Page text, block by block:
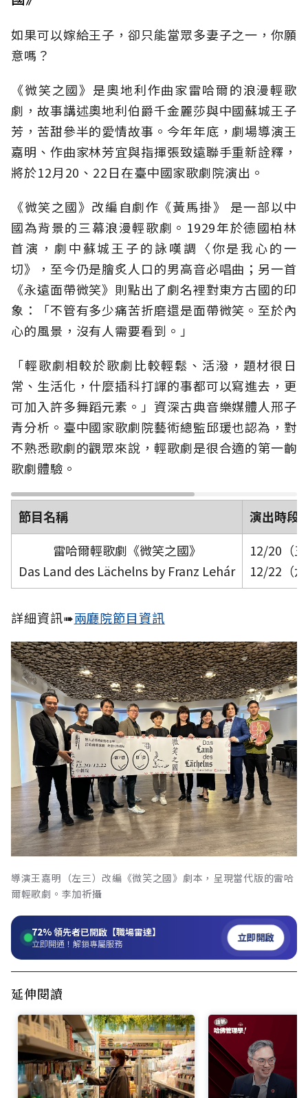
如果可以嫁給王子，卻只能當眾多妻子之一，你願
意嗎？
《微笑之國》是奧地利作曲家雷哈爾的浪漫輕歌
劇，故事講述奧地利伯爵千金麗莎與中國蘇城王子
芳，苦甜參半的愛情故事。今年年底，劇場導演王
嘉明、作曲家林芳宜與指揮張致遠聯手重新詮釋，
將於12月20、22日在臺中國家歌劇院演出。
《微笑之國》改編自劇作《黃馬掛》 是一部以中
國為背景的三幕浪漫輕歌劇。1929年於德國柏林
首演，劇中蘇城王子的詠嘆調〈你是我心的一
切》，至今仍是膾炙人口的男高音必唱曲；另一首
《永遠面帶微笑》則點出了劇名裡對東方古國的印
象：「不管有多少痛苦折磨還是面帶微笑。至於內
心的風景，沒有人需要看到。」
「輕歌劇相較於歌劇比較輕鬆、活潑，題材很日
常、生活化，什麼插科打諢的事都可以寫進去，更
可加入許多舞蹈元素。」資深古典音樂媒體人邢子
青分析。臺中國家歌劇院藝術總監邱瑗也認為，對
不熟悉歌劇的觀眾來說，輕歌劇是很合適的第一齣
歌劇體驗。
節目名稱
演出時段
雷哈爾輕歌劇《微笑之國》
Das Land des Lächelns by Franz Lehár
12/20（
12/22（
詳細資訊➠兩廳院節目資訊
導演王嘉明（左三）改編《微笑之國》劇本，呈現當代版的雷哈
爾輕歌劇。李加祈攝
72%領先者已開啟【職場雷達】
立即開通！解鎖專屬服務 立即開啟
延伸閱讀